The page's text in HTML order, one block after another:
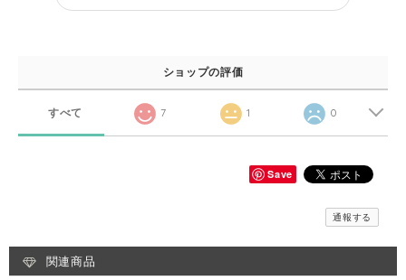
ショップの評価
すべて 7 1 0
Save
通報する
関連商品